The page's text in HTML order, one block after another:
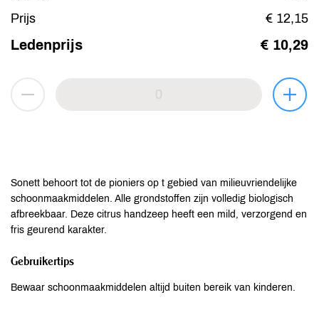
Prijs
€ 12,15
Ledenprijs € 10,29
Sonett behoort tot de pioniers op t gebied van milieuvriendelijke
schoonmaakmiddelen. Alle grondstoffen zijn volledig biologisch
afbreekbaar. Deze citrus handzeep heeft een mild, verzorgend en
fris geurend karakter.
Gebruikertips
Bewaar schoonmaakmiddelen altijd buiten bereik van kinderen.